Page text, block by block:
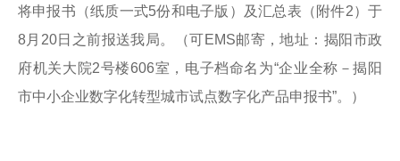
将申报书（纸质一式5份和电子版）及汇总表（附件2）于
8月20日之前报送我局。（可EMS邮寄，地址：揭阳市政
府机关大院2号楼606室，电子档命名为“企业全称－揭阳
市中小企业数字化转型城市试点数字化产品申报书”。）